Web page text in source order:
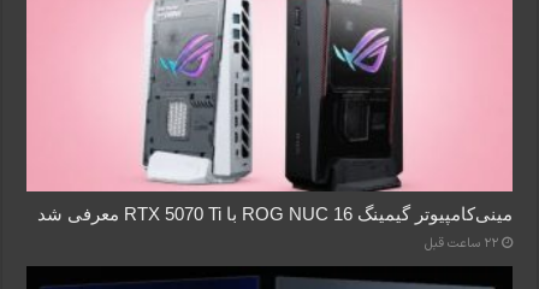
مینی‌کامپیوتر گیمینگ ROG NUC 16 با RTX 5070 Ti معرفی شد
22 ساعت قبل